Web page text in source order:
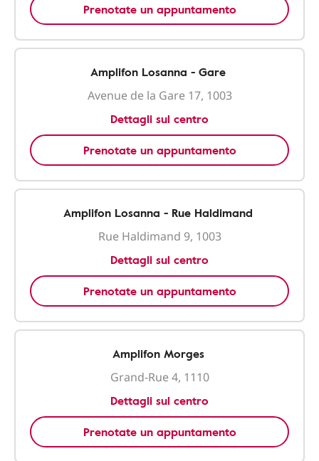
Prenotate un appuntamento
Amplifon Losanna - Gare
Avenue de la Gare 17, 1003
Dettagli sul centro
Prenotate un appuntamento
Amplifon Losanna - Rue Haldimand
Rue Haldimand 9, 1003
Dettagli sul centro
Prenotate un appuntamento
Amplifon Morges
Grand-Rue 4, 1110
Dettagli sul centro
Prenotate un appuntamento